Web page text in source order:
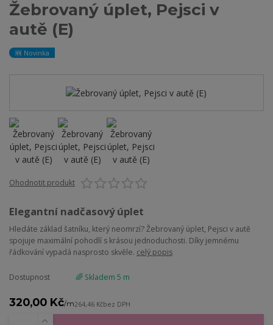
Žebrovaný úplet, Pejsci v
autě (E)
🆕 Novinka
Ohodnotit produkt
Elegantní nadčasový úplet
Hledáte základ šatníku, který neomrzí? Žebrovaný úplet, Pejsci v autě
spojuje maximální pohodlí s krásou jednoduchosti. Díky jemnému
řádkování vypadá nasprosto skvěle. celý popis
Dostupnost 🌈 Skladem 5 m
320,00 Kč/m264,46 Kčbez DPH